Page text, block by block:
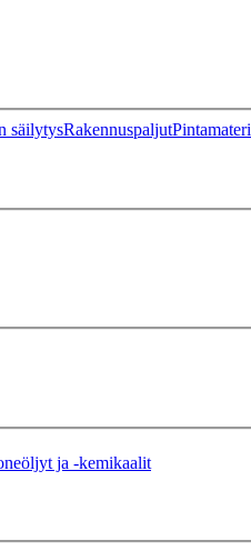
säilytysRakennuspaljut
ja -kemikaalit